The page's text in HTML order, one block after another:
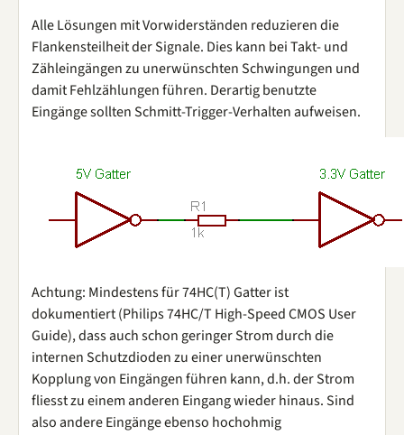
Alle Lösungen mit Vorwiderständen reduzieren die
Flankensteilheit der Signale. Dies kann bei Takt- und
Zähleingängen zu unerwünschten Schwingungen und
damit Fehlzählungen führen. Derartig benutzte
Eingänge sollten Schmitt-Trigger-Verhalten aufweisen.
Achtung: Mindestens für 74HC(T) Gatter ist
dokumentiert (Philips 74HC/T High-Speed CMOS User
Guide), dass auch schon geringer Strom durch die
internen Schutzdioden zu einer unerwünschten
Kopplung von Eingängen führen kann, d.h. der Strom
fliesst zu einem anderen Eingang wieder hinaus. Sind
also andere Eingänge ebenso hochohmig